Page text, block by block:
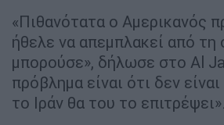
«Πιθανότατα ο Αμερικανός
ήθελε να απεμπλακεί από τη
μπορούσε», δήλωσε στο Al
πρόβλημα είναι ότι δεν
το Ιράν θα του το επιτρέψει».